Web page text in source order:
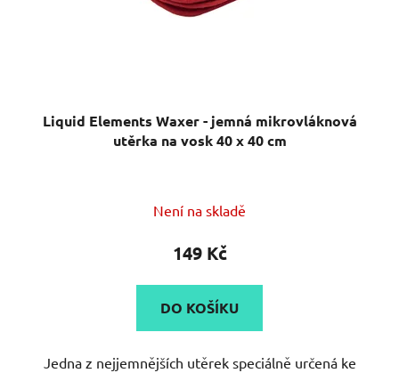
Liquid Elements Waxer - jemná mikrovláknová
utěrka na vosk 40 x 40 cm
hodnocení
produktu
5,0
z
hvězdiček.
Není na skladě
149 Kč
DO KOŠÍKU
Jedna z nejjemnějších utěrek speciálně určená ke